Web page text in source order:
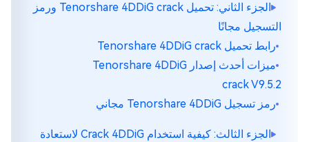
الجزء الثاني: تحميل Tenorshare 4DDiG crack ورمز
التسجيل مجانًا
رابط تحميل Tenorshare 4DDiG crack
ميزات أحدث إصدار Tenorshare 4DDiG
crack V9.5.2
رمز تسجيل Tenorshare 4DDiG مجاني
الجزء الثالث: كيفية استخدام Crack 4DDiG لاستعادة